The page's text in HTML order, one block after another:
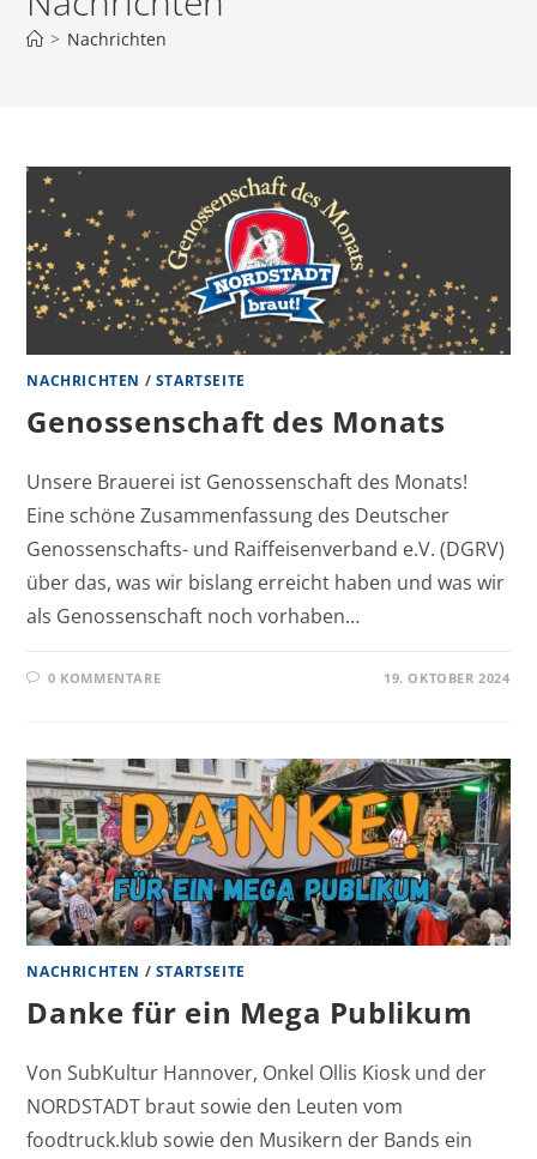
> Nachrichten
NACHRICHTEN / STARTSEITE
Genossenschaft des Monats
Unsere Brauerei ist Genossenschaft des Monats!
Eine schöne Zusammenfassung des Deutscher
Genossenschafts- und Raiffeisenverband e.V. (DGRV)
über das, was wir bislang erreicht haben und was wir
als Genossenschaft noch vorhaben…
0 KOMMENTARE 19. OKTOBER 2024
NACHRICHTEN / STARTSEITE
Danke für ein Mega Publikum
Von SubKultur Hannover, Onkel Ollis Kiosk und der
NORDSTADT braut sowie den Leuten vom
foodtruck.klub sowie den Musikern der Bands ein